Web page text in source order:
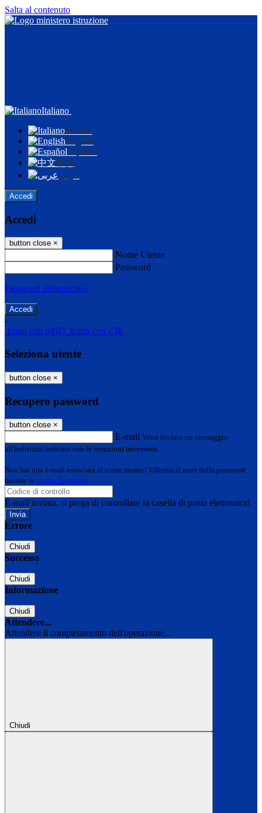
Salta al contenuto
Italiano
Italiano
English
Español
中文
عربى
Accedi
Accedi
button close ×
Nome Utente
Password
Password dimenticata?
-
Entra con SPID Entra con CIE
Seleziona utente
button close ×
Recupero password
button close ×
E-mail Verrà inviato un messaggio
all'indirizzo indicato con le istruzioni necessarie.
Non hai una e-mail associata al nome utente? Effettua il reset della password
tramite la Login Spaggiari
E-mail inviata, si prega di controllare la casella di posta elettronica!
Errore
Chiudi
Successo
Chiudi
Informazione
Chiudi
Attendere...
Attendere il completamento dell'operazione...
Chiudi